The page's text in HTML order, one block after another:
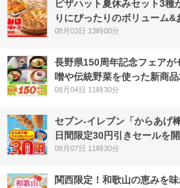
ピザハット夏休みセット3種
りにぴったりのボリューム
08月03日 13時00分
長野県150周年記念フェア
噌や伝統野菜を使った新商
08月04日 11時30分
セブン‐イレブン「からあげ
日間限定30円引きセールを開
08月07日 11時30分
関西限定！和歌山の恵みを